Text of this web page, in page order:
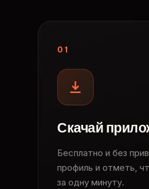
01
Скачай
Бесплатно и без
профиль и отметь,
за одну минуту.